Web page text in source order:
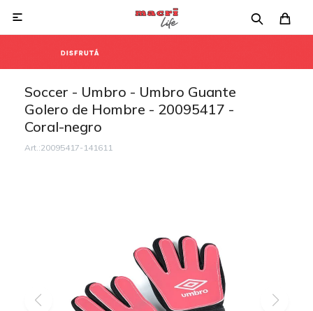

Soccer - Umbro - Umbro Guante
Golero de Hombre - 20095417 -
Coral-negro
20095417-141611